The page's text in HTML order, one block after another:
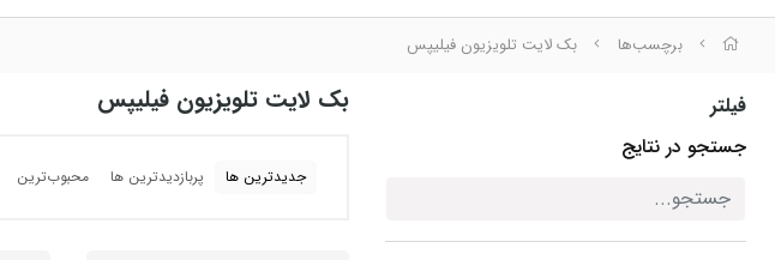
برچسب‌ها بک لایت تلویزیون فیلیپس
فیلتر
جستجو در نتایج
بک لایت تلویزیون فیلیپس
جدیدترین ها پربازدیدترین ها محبوب‌‌ترین